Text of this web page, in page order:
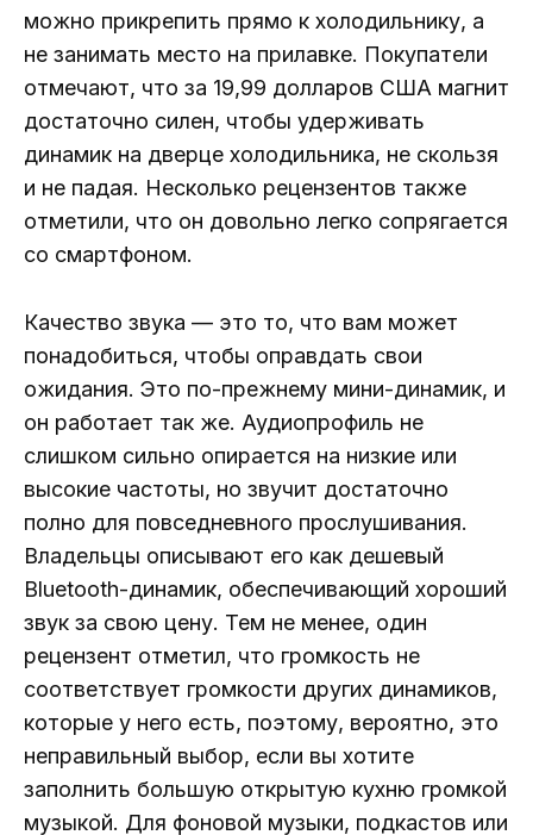
можно прикрепить прямо к холодильнику, а
не занимать место на прилавке. Покупатели
отмечают, что за 19,99 долларов США магнит
достаточно силен, чтобы удерживать
динамик на дверце холодильника, не скользя
и не падая. Несколько рецензентов также
отметили, что он довольно легко сопрягается
со смартфоном.
Качество звука — это то, что вам может
понадобиться, чтобы оправдать свои
ожидания. Это по-прежнему мини-динамик, и
он работает так же. Аудиопрофиль не
слишком сильно опирается на низкие или
высокие частоты, но звучит достаточно
полно для повседневного прослушивания.
Владельцы описывают его как дешевый
Bluetooth-динамик, обеспечивающий хороший
звук за свою цену. Тем не менее, один
рецензент отметил, что громкость не
соответствует громкости других динамиков,
которые у него есть, поэтому, вероятно, это
неправильный выбор, если вы хотите
заполнить большую открытую кухню громкой
музыкой. Для фоновой музыки, подкастов или